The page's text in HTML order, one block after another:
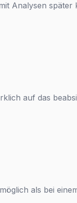
Analysen
auf das
als bei